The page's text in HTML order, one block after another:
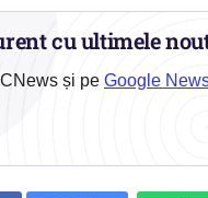
cu ultimele
și pe Google